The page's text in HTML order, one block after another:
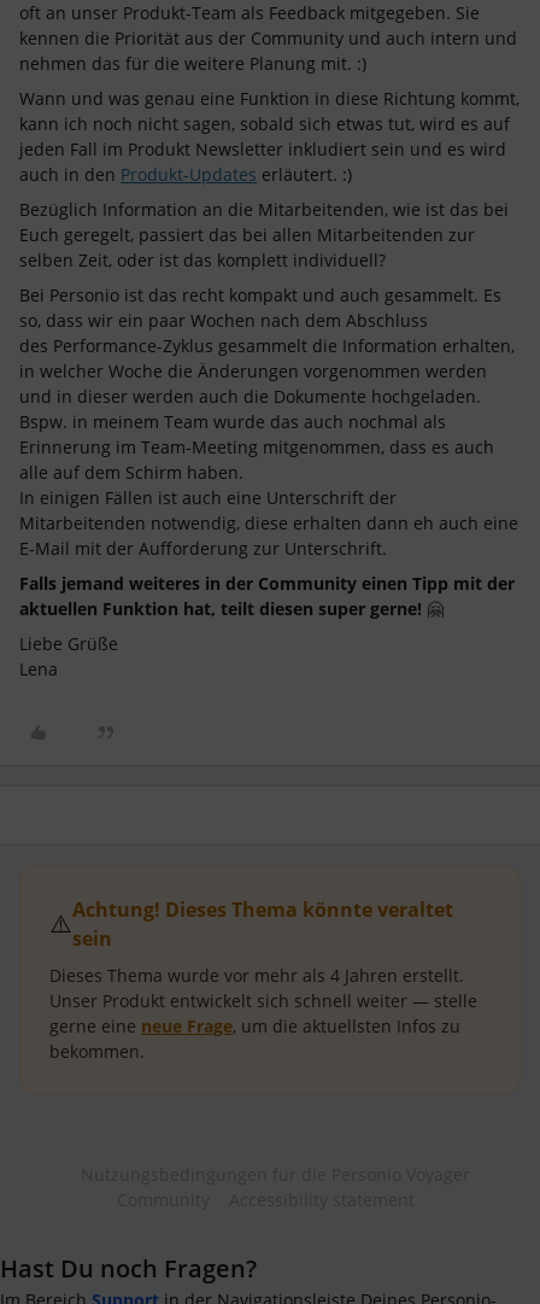
oft an unser Produkt-Team als Feedback mitgegeben. Sie
kennen die Priorität aus der Community und auch intern und
nehmen das für die weitere Planung mit. :)
Wann und was genau eine Funktion in diese Richtung kommt,
kann ich noch nicht sagen, sobald sich etwas tut, wird es auf
jeden Fall im Produkt Newsletter inkludiert sein und es wird
auch in den Produkt-Updates erläutert. :)
Bezüglich Information an die Mitarbeitenden, wie ist das bei
Euch geregelt, passiert das bei allen Mitarbeitenden zur
selben Zeit, oder ist das komplett individuell?
Bei Personio ist das recht kompakt und auch gesammelt. Es
so, dass wir ein paar Wochen nach dem Abschluss
des Performance-Zyklus gesammelt die Information erhalten,
in welcher Woche die Änderungen vorgenommen werden
und in dieser werden auch die Dokumente hochgeladen.
Bspw. in meinem Team wurde das auch nochmal als
Erinnerung im Team-Meeting mitgenommen, dass es auch
alle auf dem Schirm haben.
In einigen Fällen ist auch eine Unterschrift der
Mitarbeitenden notwendig, diese erhalten dann eh auch eine
E-Mail mit der Aufforderung zur Unterschrift.
Falls jemand weiteres in der Community einen Tipp mit der
aktuellen Funktion hat, teilt diesen super gerne! 🤗
Liebe Grüße
Lena
⚠️Achtung! Dieses Thema könnte veraltet
sein
Dieses Thema wurde vor mehr als 4 Jahren erstellt.
Unser Produkt entwickelt sich schnell weiter — stelle
gerne eine neue Frage, um die aktuellsten Infos zu
bekommen.
Hast Du noch Fragen?